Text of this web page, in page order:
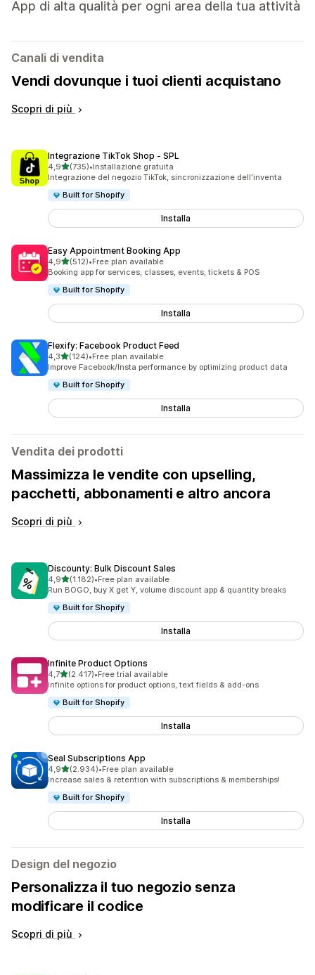
App di alta qualità per ogni area della tua attività
Canali di vendita
Vendi dovunque i tuoi clienti acquistano
Scopri di più
Integrazione TikTok Shop ‑ SPL
4,9stelle su 5
(735)
735 recensioni totali
•Installazione gratuita
Integrazione del negozio TikTok, sincronizzazione dell'inventa
Built for Shopify
Installa
Easy Appointment Booking App
4,9stelle su 5
(512)
512 recensioni totali
•Free plan available
Booking app for services, classes, events, tickets & POS
Built for Shopify
Installa
Flexify: Facebook Product Feed
4,3stelle su 5
(124)
124 recensioni totali
•Free plan available
Improve Facebook/Insta performance by optimizing product data
Built for Shopify
Installa
Vendita dei prodotti
Massimizza le vendite con upselling,
pacchetti, abbonamenti e altro ancora
Scopri di più
Discounty: Bulk Discount Sales
4,9stelle su 5
(1.182)
1182 recensioni totali
•Free plan available
Run BOGO, buy X get Y, volume discount app & quantity breaks
Built for Shopify
Installa
Infinite Product Options
4,7stelle su 5
(2.417)
2417 recensioni totali
•Free trial available
Infinite options for product options, text fields & add-ons
Built for Shopify
Installa
Seal Subscriptions App
4,9stelle su 5
(2.934)
2934 recensioni totali
•Free plan available
Increase sales & retention with subscriptions & memberships!
Built for Shopify
Installa
Design del negozio
Personalizza il tuo negozio senza
modificare il codice
Scopri di più